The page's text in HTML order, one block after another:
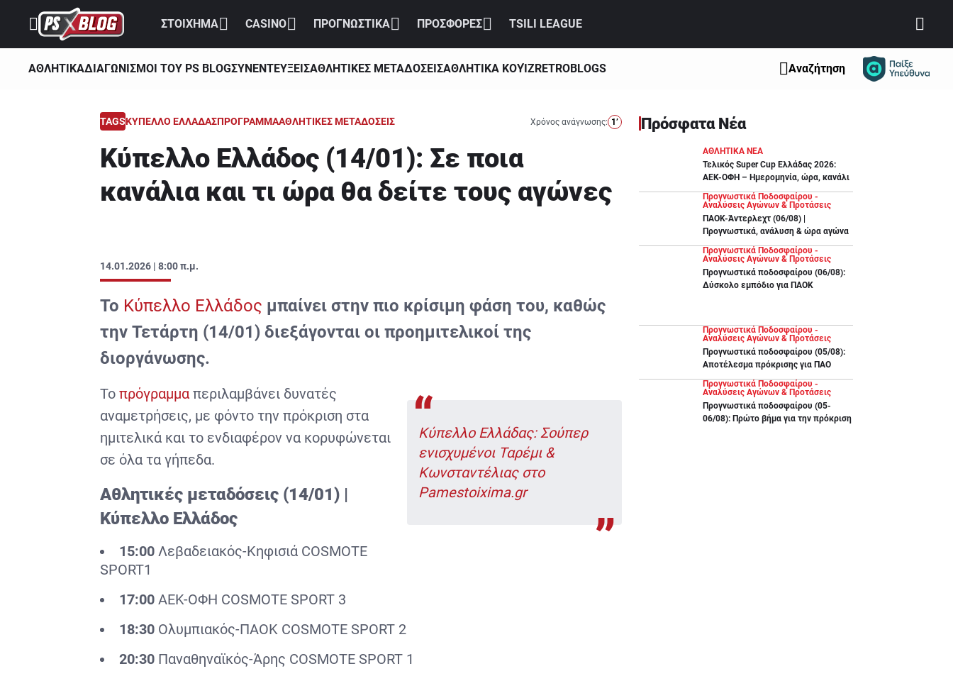
ΣΤΟΙΧΗΜΑ CASINO ΠΡΟΓΝΩΣΤΙΚΑ ΠΡΟΣΦΟΡΕΣ TSILI LEAGUE
ΑΘΛΗΤΙΚΑΔΙΑΓΩΝΙΣΜΟΙ ΤΟΥ PS BLOGΣΥΝΕΝΤΕΥΞΕΙΣΑΘΛΗΤΙΚΕΣ ΜΕΤΑΔΟΣΕΙΣΑΘΛΗΤΙΚΑ ΚΟΥΊΖRETROBLOGS Αναζήτηση
TAGSΚΥΠΕΛΛΟ ΕΛΛΑΔΑΣΠΡΟΓΡΑΜΜΑΑΘΛΗΤΙΚΕΣ ΜΕΤΑΔΟΣΕΙΣ
Κύπελλο Ελλάδος (14/01): Σε ποια
κανάλια και τι ώρα θα δείτε τους αγώνες
Χρόνος ανάγνωσης: 1’
14.01.2026 | 8:00 π.μ.
Το Κύπελλο Ελλάδος μπαίνει στην πιο κρίσιμη φάση του, καθώς
την Τετάρτη (14/01) διεξάγονται οι προημιτελικοί της
διοργάνωσης.
Κύπελλο Ελλάδας: Σούπερ
ενισχυμένοι Ταρέμι &
Κωνσταντέλιας στο
Pamestoixima.gr
Το πρόγραμμα περιλαμβάνει δυνατές
αναμετρήσεις, με φόντο την πρόκριση στα
ημιτελικά και το ενδιαφέρον να κορυφώνεται
σε όλα τα γήπεδα.
Αθλητικές μεταδόσεις (14/01) |
Κύπελλο Ελλάδος
15:00 Λεβαδειακός-Κηφισιά COSMOTE
SPORT1
17:00 ΑΕΚ-ΟΦΗ COSMOTE SPORT 3
18:30 Ολυμπιακός-ΠΑΟΚ COSMOTE SPORT 2
20:30 Παναθηναϊκός-Άρης COSMOTE SPORT 1
Πρόσφατα Νέα
ΑΘΛΗΤΙΚΑ ΝΕΑ
Τελικός Super Cup Ελλάδας 2026:
ΑΕΚ-ΟΦΗ – Ημερομηνία, ώρα, κανάλι
Προγνωστικά Ποδοσφαίρου -
Αναλύσεις Αγώνων & Προτάσεις
ΠΑΟΚ-Άντερλεχτ (06/08) |
Προγνωστικά, ανάλυση & ώρα αγώνα
Προγνωστικά Ποδοσφαίρου -
Αναλύσεις Αγώνων & Προτάσεις
Προγνωστικά ποδοσφαίρου (06/08):
Δύσκολο εμπόδιο για ΠΑΟΚ
Προγνωστικά Ποδοσφαίρου -
Αναλύσεις Αγώνων & Προτάσεις
Προγνωστικά ποδοσφαίρου (05/08):
Αποτέλεσμα πρόκρισης για ΠΑΟ
Προγνωστικά Ποδοσφαίρου -
Αναλύσεις Αγώνων & Προτάσεις
Προγνωστικά ποδοσφαίρου (05-
06/08): Πρώτο βήμα για την πρόκριση